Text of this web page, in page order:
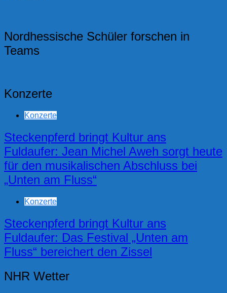
Nordhessische Schüler forschen in
Teams
Konzerte
Konzerte
Steckenpferd bringt Kultur ans
Fuldaufer: Jean Michel Aweh sorgt heute
für den musikalischen Abschluss bei
„Unten am Fluss“
Konzerte
Steckenpferd bringt Kultur ans
Fuldaufer: Das Festival „Unten am
Fluss“ bereichert den Zissel
NHR Wetter